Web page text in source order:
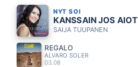
NYT SOI
KANSSAIN JOS
SAIJA TUUPANEN
REGALO
ALVARO SOLER
03.08